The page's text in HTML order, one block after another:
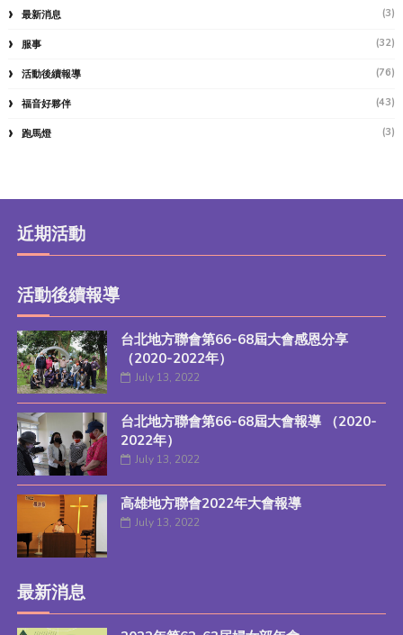
最新消息 (3)
服事 (32)
活動後續報導 (76)
福音好夥伴 (43)
跑馬燈 (3)
近期活動
活動後續報導
台北地方聯會第66-68屆大會感恩分享
（2020-2022年）
July 13, 2022
台北地方聯會第66-68屆大會報導 （2020-
2022年）
July 13, 2022
高雄地方聯會2022年大會報導
July 13, 2022
最新消息